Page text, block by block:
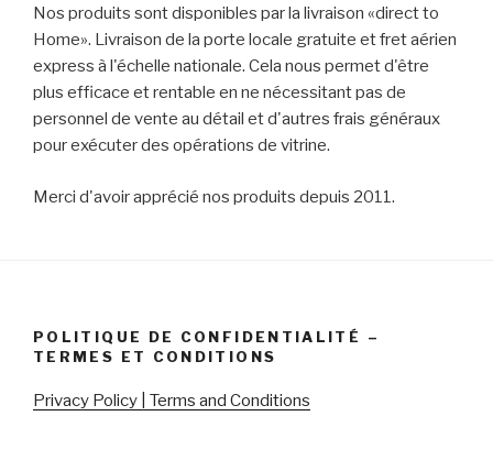
Nos produits sont disponibles par la livraison «direct to
Home». Livraison de la porte locale gratuite et fret aérien
express à l'échelle nationale. Cela nous permet d'être
plus efficace et rentable en ne nécessitant pas de
personnel de vente au détail et d'autres frais généraux
pour exécuter des opérations de vitrine.
Merci d'avoir apprécié nos produits depuis 2011.
POLITIQUE DE CONFIDENTIALITÉ –
TERMES ET CONDITIONS
Privacy Policy | Terms and Conditions